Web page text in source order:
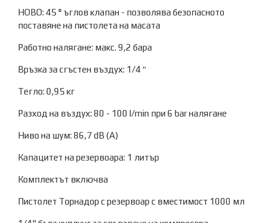
НОВО: 45 ° ъглов клапан - позволява безопасното
поставяне на пистолета на масата
Работно налягане: макс. 9,2 бара
Връзка за сгъстен въздух: 1/4 ″
Тегло: 0,95 кг
Разход на въздух: 80 - 100 l/min при 6 bar налягане
Ниво на шум: 86,7 dB (A)
Капацитет на резервоара: 1 литър
Комплектът включва
Пистолет Торнадор с резервоар с вместимост 1000 мл